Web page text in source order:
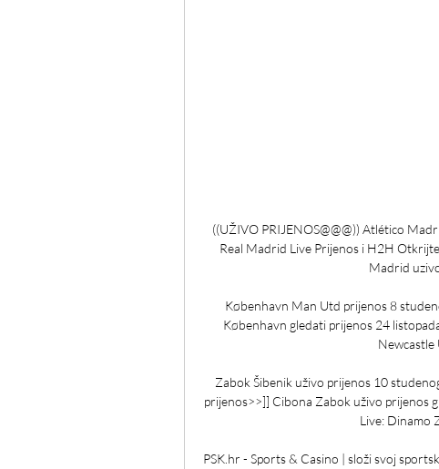
((UŽIVO PRIJENOS@@@)) Atlético
Real Madrid Live Prijenos i H2H
Madrid uzivo
København Man Utd prijenos 8
København gledati prijenos 24
Newcastle
Zabok Šibenik uživo prijenos 10
prijenos>>]] Cibona Zabok uživo prijenos
Live: Dinamo
PSK.hr - Sports & Casino | složi svoj